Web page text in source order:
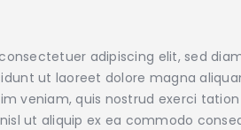
adipiscing elit, sed
ut laoreet dolore magna
veniam, quis nostrud exerci tation
ut aliquip ex ea commodo